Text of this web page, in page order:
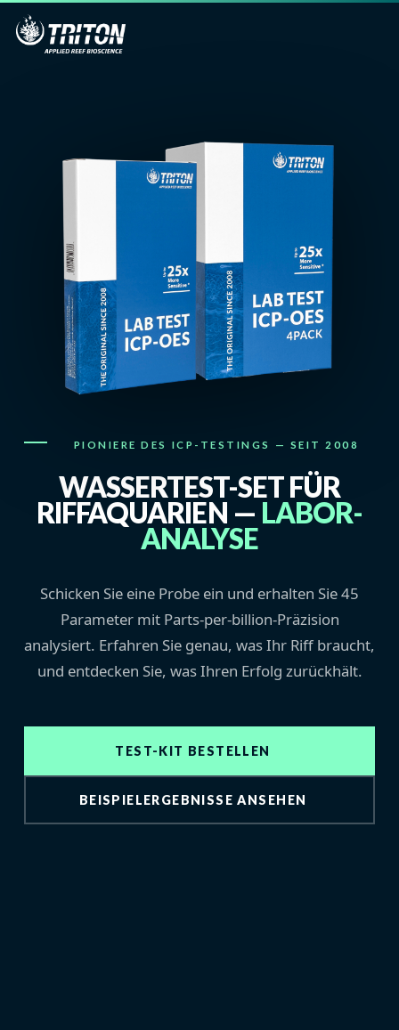
PIONIERE DES ICP-TESTINGS — SEIT 2008
WASSERTEST-SET FÜR
RIFFAQUARIEN — LABOR-
ANALYSE
Schicken Sie eine Probe ein und erhalten Sie 45
Parameter mit Parts-per-billion-Präzision
analysiert. Erfahren Sie genau, was Ihr Riff braucht,
und entdecken Sie, was Ihren Erfolg zurückhält.
TEST-KIT BESTELLEN
BEISPIELERGEBNISSE ANSEHEN